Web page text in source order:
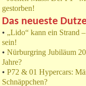
gestorben!
Das neueste
• „Lido“ kann ein Strand
sein!
• Nürburgring Jubiläum
Jahre?
• P72 & 01 Hypercars:
Schnäppchen?